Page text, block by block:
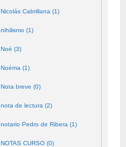
Nicolás Cabrillana (1)
nihilismo (1)
Noé (3)
Noéma (1)
Nota breve (0)
nota de lectura (2)
notario Pedro de Ribera (1)
NOTAS CURSO (0)